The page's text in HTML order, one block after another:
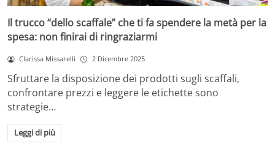
Il trucco “dello scaffale” che ti fa spendere la metà per la
spesa: non finirai di ringraziarmi
Clarissa Missarelli 2 Dicembre 2025
Sfruttare la disposizione dei prodotti sugli scaffali,
confrontare prezzi e leggere le etichette sono
strategie…
Leggi di più